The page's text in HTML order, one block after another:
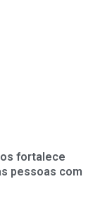
fortalece
pessoas com